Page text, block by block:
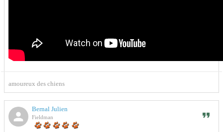
amoureux des chiens
Bernal Julien
Fieldman